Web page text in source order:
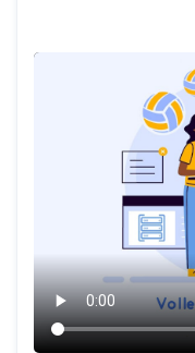
ساده ترین شکل ممکن
مشکل نشوند.
دوره در دو فصل اماده سازی شده که فصل اول شامل معرفی Host،
تر خدمتتون معرفی